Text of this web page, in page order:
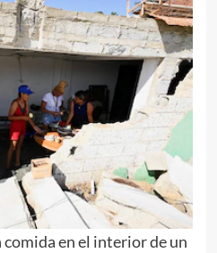
en el interior de un